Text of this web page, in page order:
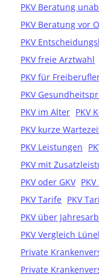
PKV Beratung
PKV Beratung vor
PKV
PKV freie Arztwahl
PKV für
PKV
PKV im Alter PKV
PKV kurze
PKV Leistungen
PKV mit
PKV oder GKV
PKV Tarife PKV
PKV über
PKV Vergleich
Private
Private